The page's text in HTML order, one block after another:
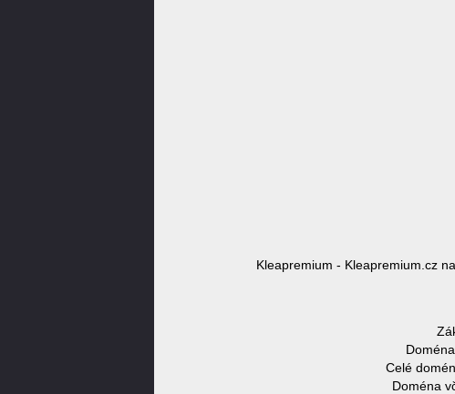
Kleapremium - Kleapremium.cz
Celé
Doména